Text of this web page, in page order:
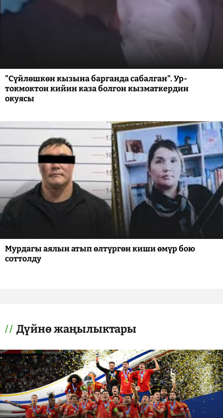
"Сүйлөшкөн кызына барганда сабалган". Ур-
токмоктон кийин каза болгон кызматкердин
окуясы
Мурдагы аялын атып өлтүргөн киши өмүр бою
соттолду
Дүйнө жаңылыктары